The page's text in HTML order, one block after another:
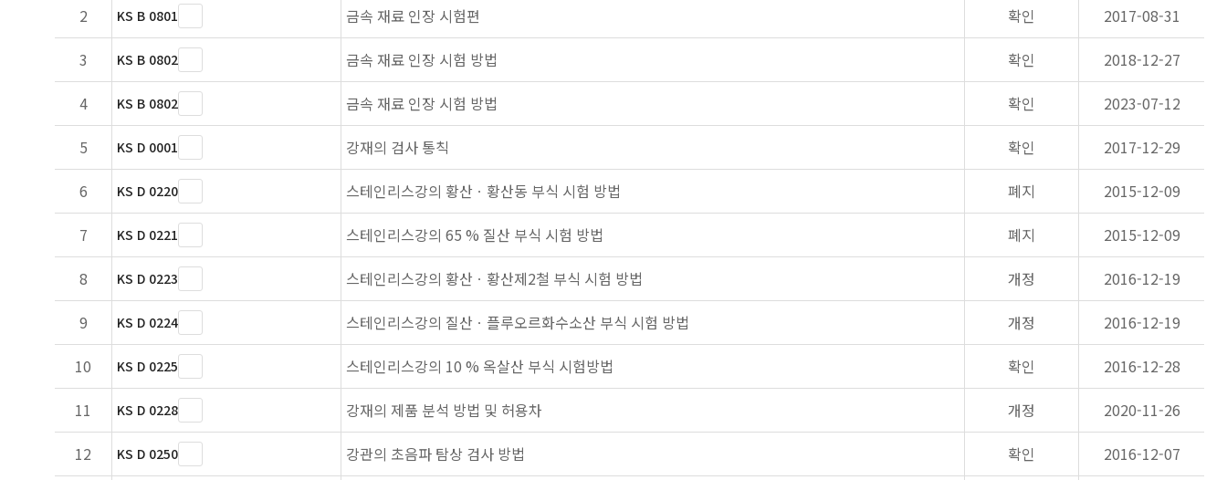
2
KS B 0801 금속 재료 인장 시험편 확인
2017-08-31
3
KS B 0802 금속 재료 인장 시험 방법 확인
2018-12-27
4
KS B 0802 금속 재료 인장 시험 방법 확인
2023-07-12
5
KS D 0001 강재의 검사 통칙 확인
2017-12-29
6
KS D 0220 스테인리스강의 황산ㆍ황산동 부식 시험 방법 폐지
2015-12-09
7
KS D 0221 스테인리스강의 65 % 질산 부식 시험 방법 폐지
2015-12-09
8
KS D 0223 스테인리스강의 황산ㆍ황산제2철 부식 시험 방법 개정
2016-12-19
9
KS D 0224 스테인리스강의 질산ㆍ플루오르화수소산 부식 시험 방법 개정
2016-12-19
10
KS D 0225 스테인리스강의 10 % 옥살산 부식 시험방법 확인
2016-12-28
11
KS D 0228 강재의 제품 분석 방법 및 허용차 개정
2020-11-26
12
KS D 0250 강관의 초음파 탐상 검사 방법 확인
2016-12-07